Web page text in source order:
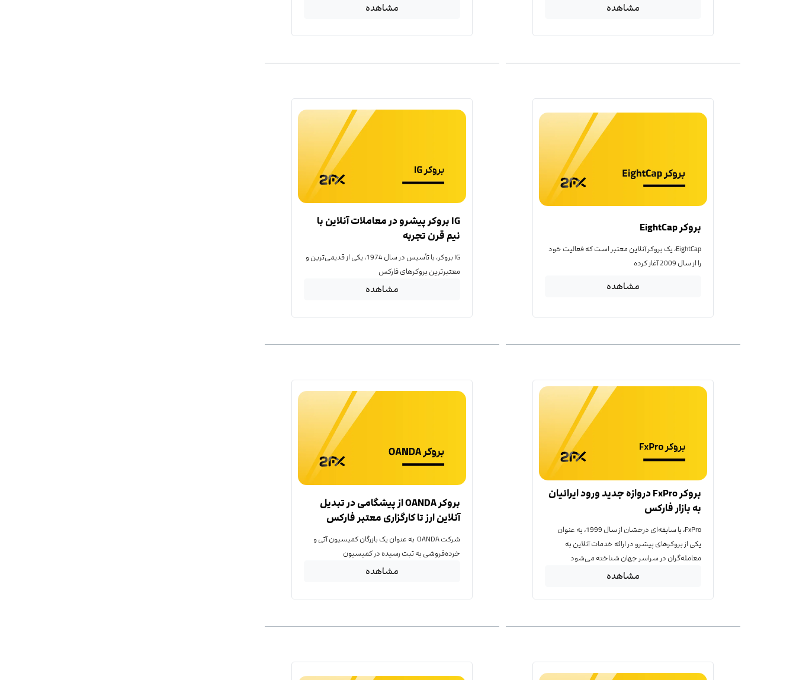
مشاهده مشاهده
بروکر EightCap
EightCap، یک بروکر آنلاین معتبر است که فعالیت خود
را از سال 2009 آغاز کرده
مشاهده
IG بروکر پیشرو در معاملات آنلاین با
نیم قرن تجربه
IG بروکر، با تأسیس در سال 1974، یکی از قدیمی‌ترین و
معتبرترین بروکرهای فارکس
مشاهده
بروکر FxPro دروازه جدید ورود ایرانیان
به بازار فارکس
FxPro، با سابقه‌ای درخشان از سال 1999، به عنوان
یکی از بروکرهای پیشرو در ارائه خدمات آنلاین به
معامله‌گران در سراسر جهان شناخته می‌شود
مشاهده
بروکر OANDA از پیشگامی در تبدیل
آنلاین ارز تا کارگزاری معتبر فارکس
شرکت OANDA به عنوان یک بازرگان کمیسیون آتی و
خرده‌فروشی به ثبت رسیده در کمیسیون
مشاهده